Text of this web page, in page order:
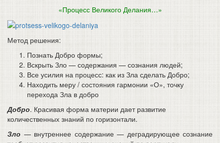
«Процесс Великого Делания…»
Метод решения:
Познать Добро формы;
Вскрыть Зло — содержания — сознания людей;
Все усилия на процесс: как из Зла сделать Добро;
Находить меру / состояния гармонии «О», точку
перехода Зла в добро
Добро. Красивая форма материи дает развитие
количественных знаний по горизонтали.
Зло — внутреннее содержание — деградирующее сознание